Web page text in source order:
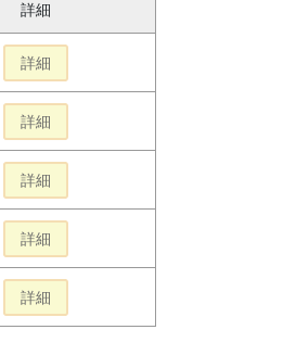
詳細
詳細
詳細
詳細
詳細
詳細